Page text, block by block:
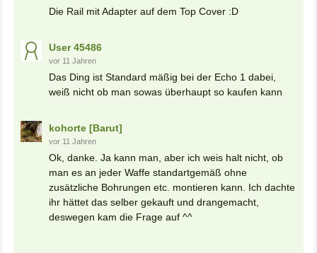
Die Rail mit Adapter auf dem Top Cover :D
User 45486
vor 11 Jahren
Das Ding ist Standard mäßig bei der Echo 1 dabei,
weiß nicht ob man sowas überhaupt so kaufen kann
kohorte [Barut]
vor 11 Jahren
Ok, danke. Ja kann man, aber ich weis halt nicht, ob
man es an jeder Waffe standartgemäß ohne
zusätzliche Bohrungen etc. montieren kann. Ich dachte
ihr hättet das selber gekauft und drangemacht,
deswegen kam die Frage auf ^^